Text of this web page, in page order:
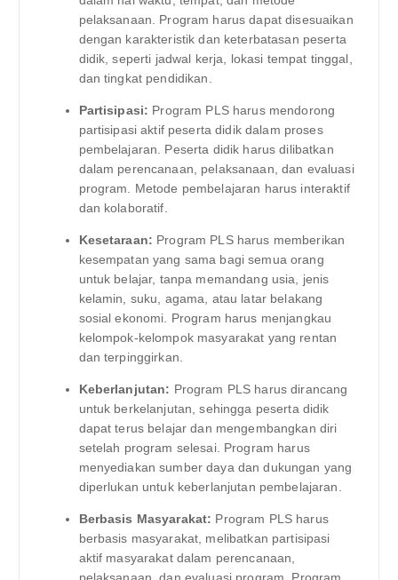
pelaksanaan. Program harus dapat disesuaikan
dengan karakteristik dan keterbatasan peserta
didik, seperti jadwal kerja, lokasi tempat tinggal,
dan tingkat pendidikan.
Partisipasi: Program PLS harus mendorong
partisipasi aktif peserta didik dalam proses
pembelajaran. Peserta didik harus dilibatkan
dalam perencanaan, pelaksanaan, dan evaluasi
program. Metode pembelajaran harus interaktif
dan kolaboratif.
Kesetaraan: Program PLS harus memberikan
kesempatan yang sama bagi semua orang
untuk belajar, tanpa memandang usia, jenis
kelamin, suku, agama, atau latar belakang
sosial ekonomi. Program harus menjangkau
kelompok-kelompok masyarakat yang rentan
dan terpinggirkan.
Keberlanjutan: Program PLS harus dirancang
untuk berkelanjutan, sehingga peserta didik
dapat terus belajar dan mengembangkan diri
setelah program selesai. Program harus
menyediakan sumber daya dan dukungan yang
diperlukan untuk keberlanjutan pembelajaran.
Berbasis Masyarakat: Program PLS harus
berbasis masyarakat, melibatkan partisipasi
aktif masyarakat dalam perencanaan,